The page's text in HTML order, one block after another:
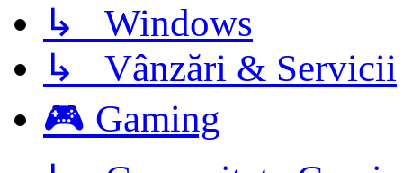
↳ Windows
↳ Vânzări & Servicii
🎮 Gaming